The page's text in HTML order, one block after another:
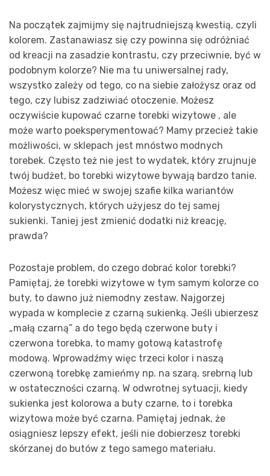
Na początek zajmijmy się najtrudniejszą kwestią, czyli
kolorem. Zastanawiasz się czy powinna się odróżniać
od kreacji na zasadzie kontrastu, czy przeciwnie, być w
podobnym kolorze? Nie ma tu uniwersalnej rady,
wszystko zależy od tego, co na siebie założysz oraz od
tego, czy lubisz zadziwiać otoczenie. Możesz
oczywiście kupować czarne torebki wizytowe , ale
może warto poeksperymentować? Mamy przecież takie
możliwości, w sklepach jest mnóstwo modnych
torebek. Często też nie jest to wydatek, który zrujnuje
twój budżet, bo torebki wizytowe bywają bardzo tanie.
Możesz więc mieć w swojej szafie kilka wariantów
kolorystycznych, których użyjesz do tej samej
sukienki. Taniej jest zmienić dodatki niż kreację,
prawda?
Pozostaje problem, do czego dobrać kolor torebki?
Pamiętaj, że torebki wizytowe w tym samym kolorze co
buty, to dawno już niemodny zestaw. Najgorzej
wypada w komplecie z czarną sukienką. Jeśli ubierzesz
„małą czarną” a do tego będą czerwone buty i
czerwona torebka, to mamy gotową katastrofę
modową. Wprowadźmy więc trzeci kolor i naszą
czerwoną torebkę zamieńmy np. na szarą, srebrną lub
w ostateczności czarną. W odwrotnej sytuacji, kiedy
sukienka jest kolorowa a buty czarne, to i torebka
wizytowa może być czarna. Pamiętaj jednak, że
osiągniesz lepszy efekt, jeśli nie dobierzesz torebki
skórzanej do butów z tego samego materiału.